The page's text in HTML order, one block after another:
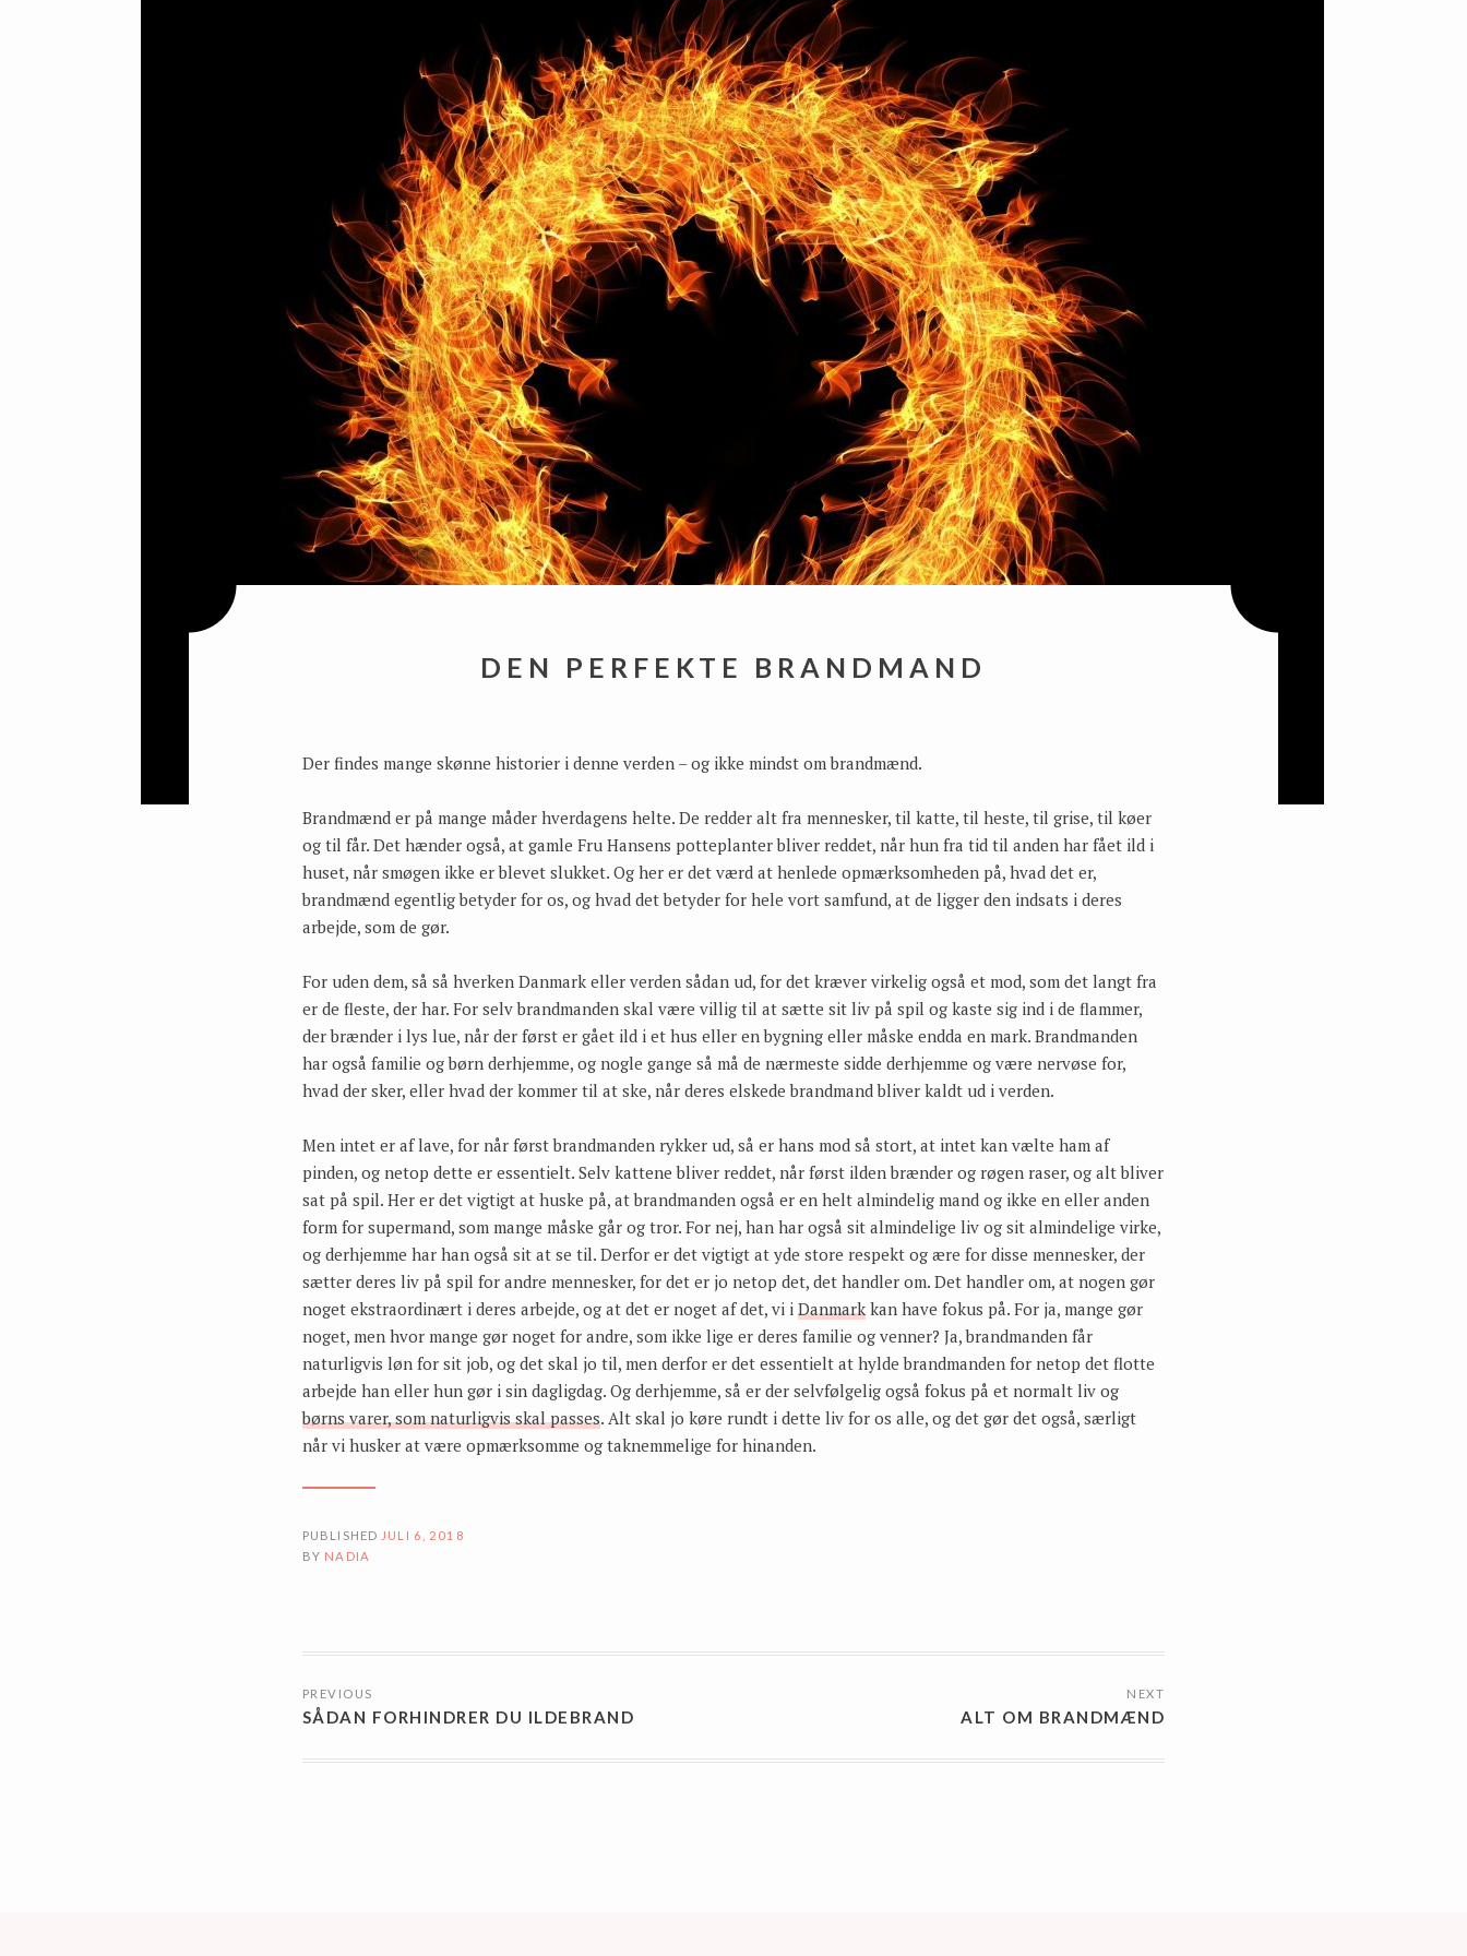
DEN PERFEKTE BRANDMAND
Der findes mange skønne historier i denne verden – og ikke mindst om brandmænd.
Brandmænd er på mange måder hverdagens helte. De redder alt fra mennesker, til katte, til heste, til grise, til køer
og til får. Det hænder også, at gamle Fru Hansens potteplanter bliver reddet, når hun fra tid til anden har fået ild i
huset, når smøgen ikke er blevet slukket. Og her er det værd at henlede opmærksomheden på, hvad det er,
brandmænd egentlig betyder for os, og hvad det betyder for hele vort samfund, at de ligger den indsats i deres
arbejde, som de gør.
For uden dem, så så hverken Danmark eller verden sådan ud, for det kræver virkelig også et mod, som det langt fra
er de fleste, der har. For selv brandmanden skal være villig til at sætte sit liv på spil og kaste sig ind i de flammer,
der brænder i lys lue, når der først er gået ild i et hus eller en bygning eller måske endda en mark. Brandmanden
har også familie og børn derhjemme, og nogle gange så må de nærmeste sidde derhjemme og være nervøse for,
hvad der sker, eller hvad der kommer til at ske, når deres elskede brandmand bliver kaldt ud i verden.
Men intet er af lave, for når først brandmanden rykker ud, så er hans mod så stort, at intet kan vælte ham af
pinden, og netop dette er essentielt. Selv kattene bliver reddet, når først ilden brænder og røgen raser, og alt bliver
sat på spil. Her er det vigtigt at huske på, at brandmanden også er en helt almindelig mand og ikke en eller anden
form for supermand, som mange måske går og tror. For nej, han har også sit almindelige liv og sit almindelige virke,
og derhjemme har han også sit at se til. Derfor er det vigtigt at yde store respekt og ære for disse mennesker, der
sætter deres liv på spil for andre mennesker, for det er jo netop det, det handler om. Det handler om, at nogen gør
noget ekstraordinært i deres arbejde, og at det er noget af det, vi i Danmarkkan have fokus på. For ja, mange gør
noget, men hvor mange gør noget for andre, som ikke lige er deres familie og venner? Ja, brandmanden får
naturligvis løn for sit job, og det skal jo til, men derfor er det essentielt at hylde brandmanden for netop det flotte
arbejde han eller hun gør i sin dagligdag. Og derhjemme, så er der selvfølgelig også fokus på et normalt liv og
børns varer, som naturligvis skal passes. Alt skal jo køre rundt i dette liv for os alle, og det gør det også, særligt
når vi husker at være opmærksomme og taknemmelige for hinanden.
PUBLISHED JULI 6, 2018
BY NADIA
TIL
PREVIOUS
SÅDAN FORHINDRER DU ILDEBRAND
NEXT
ALT OM BRANDMÆND